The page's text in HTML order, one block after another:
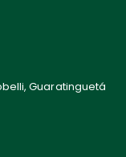
Guaratinguetá